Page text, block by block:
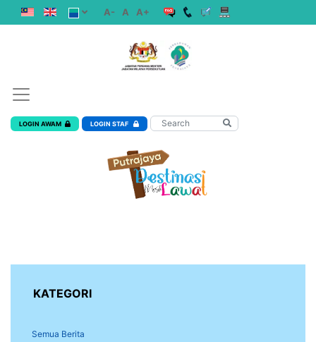
A- A A+
LOGIN AWAM LOGIN STAF
KATEGORI
Semua Berita